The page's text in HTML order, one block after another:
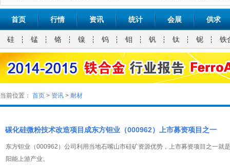
首页 行情 资讯 统计 会展 供求
硅 锰 铬 镍 钨 钼 钒 钛 铌 铁
当前位置： 首页 > 资讯 > 耐材
碳化硅微粉技术改造项目成东方钽业（000962）上市募资项目之一
东方钽业（000962）公司利用当地石嘴山市硅矿资源优势，上市募资项目之一就
阳能上游产业。